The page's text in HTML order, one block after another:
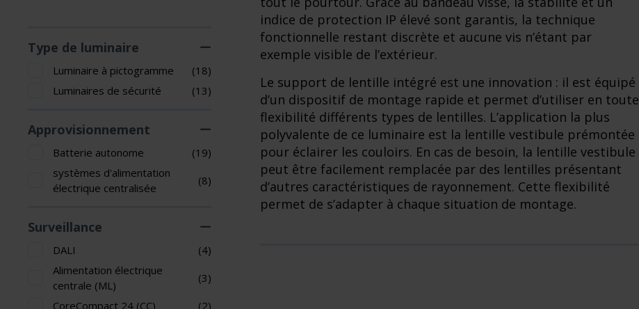
Type de luminaire
Luminaire à pictogramme
(18)
Luminaires de sécurité
(13)
Approvisionnement
Batterie autonome
(19)
systèmes d'alimentation
électrique centralisée
(8)
Surveillance
DALI
(4)
Alimentation électrique
centrale (ML)
(3)
CoreCompact 24 (CC)
(2)
indice de protection IP élevé sont garantis, la technique
fonctionnelle restant discrète et aucune vis n’étant par
exemple visible de l’extérieur.
Le support de lentille intégré est une innovation : il est équipé
d’un dispositif de montage rapide et permet d’utiliser en toute
flexibilité différents types de lentilles. L’application la plus
polyvalente de ce luminaire est la lentille vestibule prémontée
pour éclairer les couloirs. En cas de besoin, la lentille vestibule
peut être facilement remplacée par des lentilles présentant
d’autres caractéristiques de rayonnement. Cette flexibilité
permet de s’adapter à chaque situation de montage.